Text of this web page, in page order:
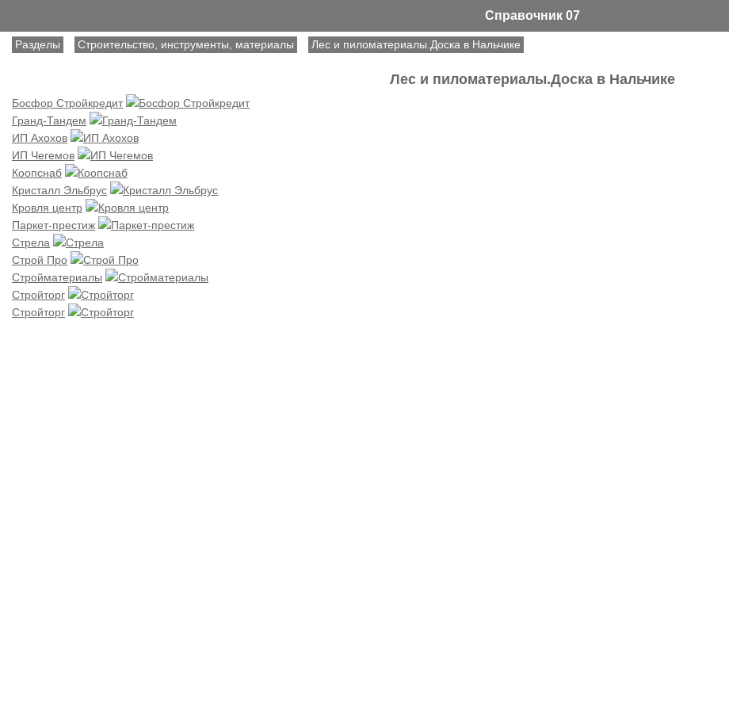
Справочник 07
Разделы Строительство, инструменты, материалы Лес и пиломатериалы.Доска в Нальчике
Лес и пиломатериалы.Доска в Нальчике
Босфор Стройкредит
Гранд-Тандем
ИП Ахохов
ИП Чегемов
Коопснаб
Кристалл Эльбрус
Кровля центр
Паркет-престиж
Стрела
Строй Про
Стройматериалы
Стройторг
Стройторг